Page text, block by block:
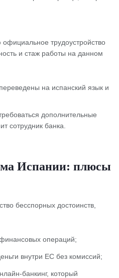
трудоустройство
и стаж работы на данном
на испанский язык и
дополнительные
сотрудник банка.
Испании: плюсы
бесспорных достоинств,
операций;
внутри ЕС без комиссий;
банкинг, который